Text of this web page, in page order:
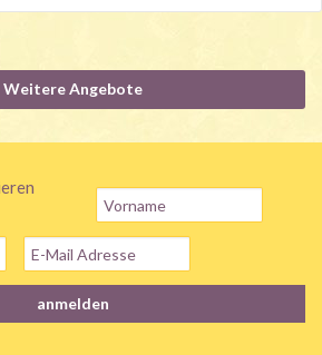
Weitere Angebote